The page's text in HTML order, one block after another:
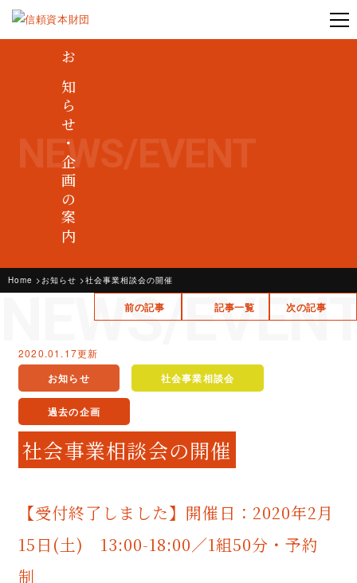
お知らせ・企画の案内
NEWS/EVENT
NEWS/
Home お知らせ 社会事業相談会の開催
前の記事 記事一覧 次の記事
2020.01.17更新
お知らせ 社会事業相談会
過去の企画
社会事業相談会の開催
【受付終了しました】開催日：2020年2月
15日(土) 13:00-18:00／1組50分・予約
制